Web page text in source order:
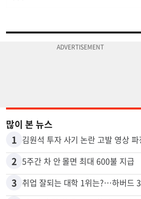
1 김원석 투자 사기 논란 고발 영상 파장
2 5주간 차 안 몰면 최대 600불 지급